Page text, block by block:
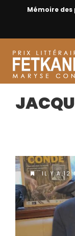
Mémoire des
IL Y A 12